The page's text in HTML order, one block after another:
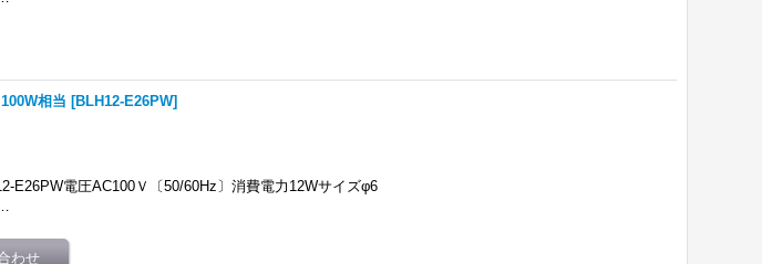
相当 [BLH12-E26PW]
E26PW電圧AC100Ｖ〔50/60Hz〕消費電力12Wサイズφ6